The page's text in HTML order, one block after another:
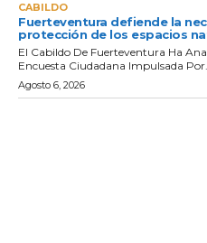
CABILDO
Fuerteventura defiende la
protección de los espacios
El Cabildo De Fuerteventura Ha
Encuesta Ciudadana Impulsada
Agosto 6, 2026